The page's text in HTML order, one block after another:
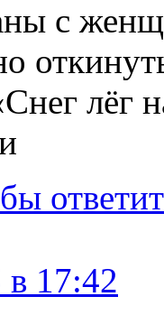
с
лёг
в 17:42